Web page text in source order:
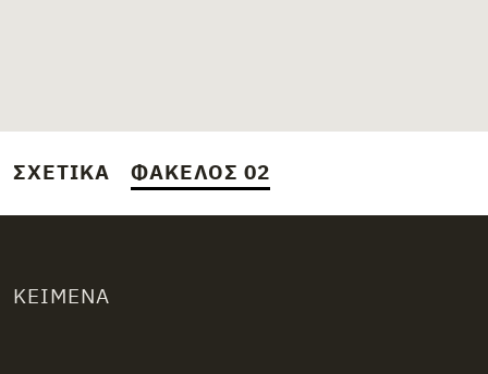
ΣΧΕΤΙΚΆ ΦΆΚΕΛΟΣ 02
ΚΕΊΜΕΝΑ